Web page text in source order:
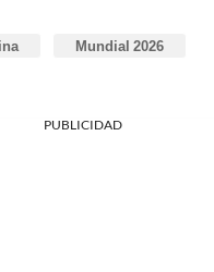
Mundial 2026
PUBLICIDAD